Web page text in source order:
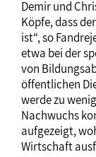
Demir und
Köpfe, dass
ist“, so
etwa bei der
von
öffentlichen
werde zu
Nachwuchs
aufgezeigt,
Wirtschaft